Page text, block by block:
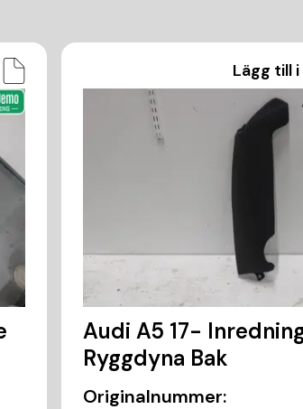
Lägg till
Audi A5 17-
Ryggdyna Bak
Originalnummer: